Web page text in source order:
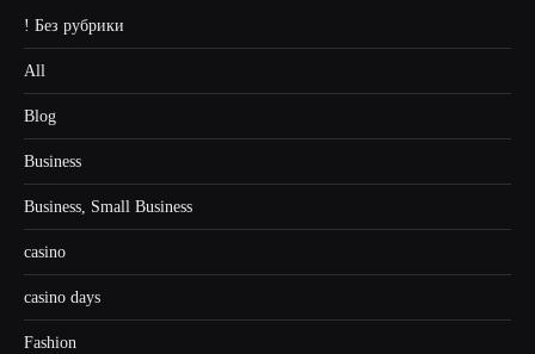
! Без рубрики
All
Blog
Business
Business, Small Business
casino
casino days
Fashion